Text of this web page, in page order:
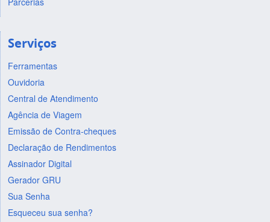
Serviços
Ferramentas
Ouvidoria
Central de Atendimento
Agência de Viagem
Emissão de Contra-cheques
Declaração de Rendimentos
Assinador Digital
Gerador GRU
Sua Senha
Esqueceu sua senha?